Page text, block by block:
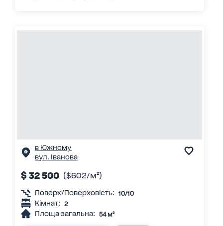
в Южному
вул. Іванова
$ 32 500 ($602/м²)
Поверх/Поверховість: 10/10
Кімнат: 2
Площа загальна: 54 м²